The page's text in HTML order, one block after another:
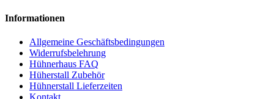
Informationen
Allgemeine Geschäftsbedingungen
Widerrufsbelehrung
Hühnerhaus FAQ
Hüherstall Zubehör
Hühnerstall Lieferzeiten
Kontakt